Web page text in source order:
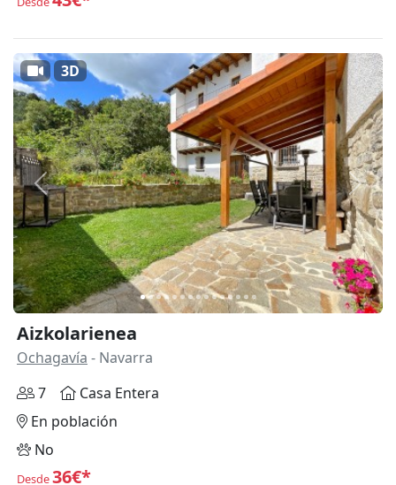
Anterior
3D
Aizkolarienea
Ochagavía - Navarra
7
Casa Entera
En población
No
Desde36€*